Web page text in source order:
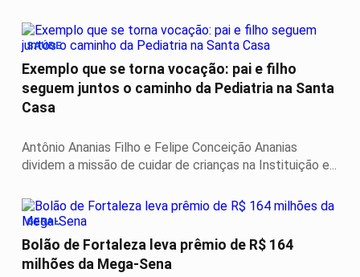
SAÚDE
Exemplo que se torna vocação: pai e filho
seguem juntos o caminho da Pediatria na Santa
Casa
Antônio Ananias Filho e Felipe Conceição Ananias
dividem a missão de cuidar de crianças na Instituição e...
GERAL
Bolão de Fortaleza leva prêmio de R$ 164
milhões da Mega-Sena